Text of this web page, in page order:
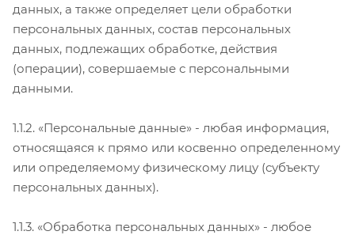
данных, а также определяет цели обработки
персональных данных, состав персональных
данных, подлежащих обработке, действия
(операции), совершаемые с персональными
данными.
1.1.2. «Персональные данные» - любая информация,
относящаяся к прямо или косвенно определенному
или определяемому физическому лицу (субъекту
персональных данных).
1.1.3. «Обработка персональных данных» - любое